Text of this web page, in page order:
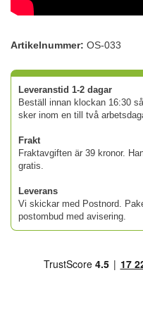
Artikelnummer: OS-033
Leveranstid 1-2 dagar
Beställ innan klockan 16:30
sker inom en till två
Frakt
Fraktavgiften är 39 kronor.
gratis.
Leverans
Vi skickar med Postnord.
postombud med avisering.